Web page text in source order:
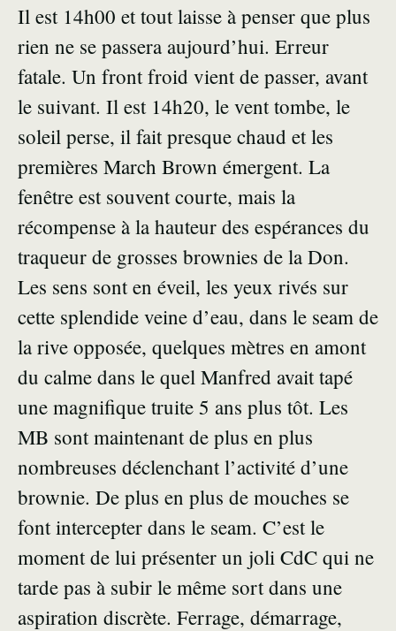
Il est 14h00 et tout laisse à penser que plus
rien ne se passera aujourd’hui. Erreur
fatale. Un front froid vient de passer, avant
le suivant. Il est 14h20, le vent tombe, le
soleil perse, il fait presque chaud et les
premières March Brown émergent. La
fenêtre est souvent courte, mais la
récompense à la hauteur des espérances du
traqueur de grosses brownies de la Don.
Les sens sont en éveil, les yeux rivés sur
cette splendide veine d’eau, dans le seam de
la rive opposée, quelques mètres en amont
du calme dans le quel Manfred avait tapé
une magnifique truite 5 ans plus tôt. Les
MB sont maintenant de plus en plus
nombreuses déclenchant l’activité d’une
brownie. De plus en plus de mouches se
font intercepter dans le seam. C’est le
moment de lui présenter un joli CdC qui ne
tarde pas à subir le même sort dans une
aspiration discrète. Ferrage, démarrage,